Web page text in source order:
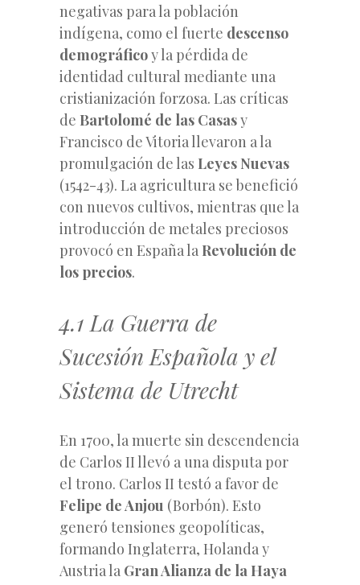
negativas para la población
indígena, como el fuerte descenso
demográficoy la pérdida de
identidad cultural mediante una
cristianización forzosa. Las críticas
de Bartolomé de las Casasy
Francisco de Vitoria llevaron a la
promulgación de las Leyes Nuevas
(1542-43). La agricultura se benefició
con nuevos cultivos, mientras que la
introducción de metales preciosos
provocó en España la Revolución de
los precios.
4.1 La Guerra de
Sucesión Española y el
Sistema de Utrecht
En 1700, la muerte sin descendencia
de Carlos II llevó a una disputa por
el trono. Carlos II testó a favor de
Felipe de Anjou (Borbón). Esto
generó tensiones geopolíticas,
formando Inglaterra, Holanda y
Austria la Gran Alianza de la Haya